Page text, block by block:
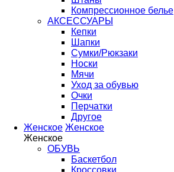
Компрессионное белье
АКСЕССУАРЫ
Кепки
Шапки
Сумки/Рюкзаки
Носки
Мячи
Уход за обувью
Очки
Перчатки
Другое
Женское Женское
Женское
ОБУВЬ
Баскетбол
Кроссовки